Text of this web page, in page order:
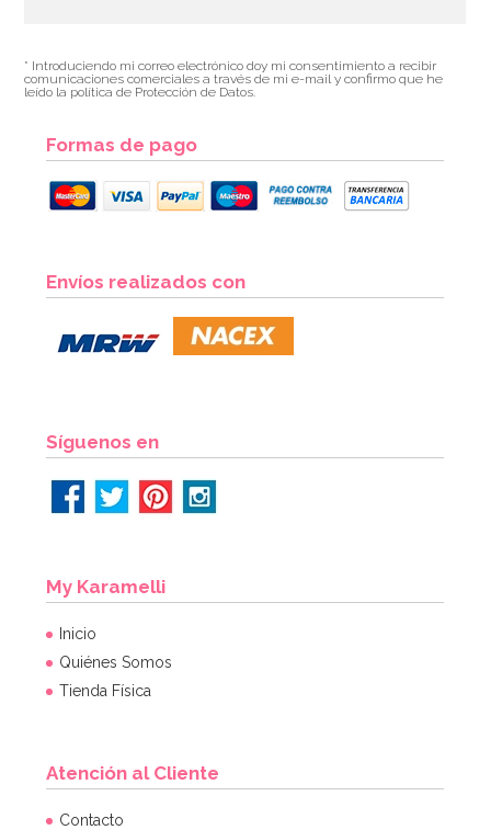
* Introduciendo mi correo electrónico doy mi consentimiento a recibir
comunicaciones comerciales a través de mi e-mail y confirmo que he
leído la política de Protección de Datos.
Formas de pago
Envíos realizados con
Síguenos en
My Karamelli
Inicio
Quiénes Somos
Tienda Física
Atención al Cliente
Contacto